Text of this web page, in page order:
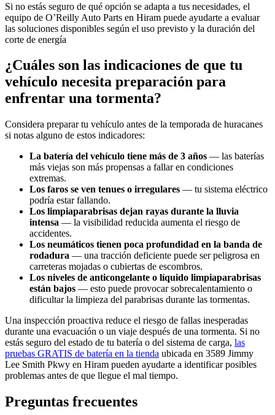
Si no estás seguro de qué opción se adapta a tus necesidades, el
equipo de O’Reilly Auto Parts en Hiram puede ayudarte a evaluar
las soluciones disponibles según el uso previsto y la duración del
corte de energía
¿Cuáles son las indicaciones de que tu
vehículo necesita preparación para
enfrentar una tormenta?
Considera preparar tu vehículo antes de la temporada de huracanes
si notas alguno de estos indicadores:
La batería del vehículo tiene más de 3 años — las baterías
más viejas son más propensas a fallar en condiciones
extremas.
Los faros se ven tenues o irregulares — tu sistema eléctrico
podría estar fallando.
Los limpiaparabrisas dejan rayas durante la lluvia
intensa — la visibilidad reducida aumenta el riesgo de
accidentes.
Los neumáticos tienen poca profundidad en la banda de
rodadura — una tracción deficiente puede ser peligrosa en
carreteras mojadas o cubiertas de escombros.
Los niveles de anticongelante o líquido limpiaparabrisas
están bajos — esto puede provocar sobrecalentamiento o
dificultar la limpieza del parabrisas durante las tormentas.
Una inspección proactiva reduce el riesgo de fallas inesperadas
durante una evacuación o un viaje después de una tormenta. Si no
estás seguro del estado de tu batería o del sistema de carga, las
pruebas GRATIS de batería en la tienda ubicada en 3589 Jimmy
Lee Smith Pkwy en Hiram pueden ayudarte a identificar posibles
problemas antes de que llegue el mal tiempo.
Preguntas frecuentes